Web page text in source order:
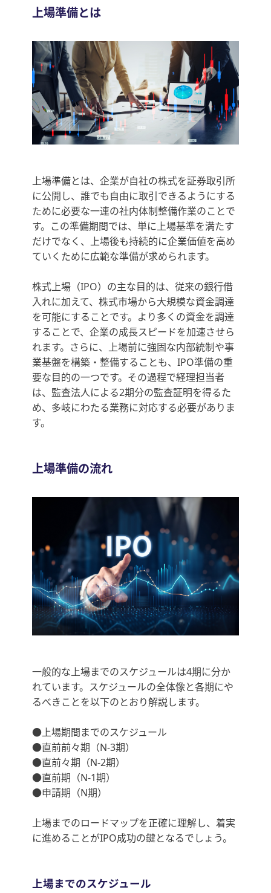
上場準備とは
上場準備とは、企業が自社の株式を証券取引所
に公開し、誰でも自由に取引できるようにする
ために必要な一連の社内体制整備作業のことで
す。この準備期間では、単に上場基準を満たす
だけでなく、上場後も持続的に企業価値を高め
ていくために広範な準備が求められます。
株式上場（IPO）の主な目的は、従来の銀行借
入れに加えて、株式市場から大規模な資金調達
を可能にすることです。より多くの資金を調達
することで、企業の成長スピードを加速させら
れます。さらに、上場前に強固な内部統制や事
業基盤を構築・整備することも、IPO準備の重
要な目的の一つです。その過程で経理担当者
は、監査法人による2期分の監査証明を得るた
め、多岐にわたる業務に対応する必要がありま
す。
上場準備の流れ
一般的な上場までのスケジュールは4期に分か
れています。スケジュールの全体像と各期にや
るべきことを以下のとおり解説します。
●上場期間までのスケジュール
●直前前々期（N-3期）
●直前々期（N-2期）
●直前期（N-1期）
●申請期（N期）
上場までのロードマップを正確に理解し、着実
に進めることがIPO成功の鍵となるでしょう。
上場までのスケジュール